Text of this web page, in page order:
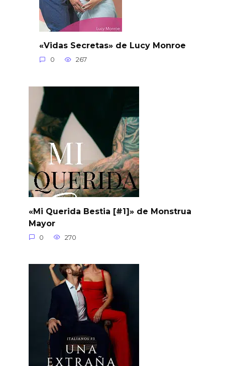
«Vidas Secretas» de Lucy Monroe
0 267
«Mi Querida Bestia [#1]» de Monstrua
Mayor
0 270